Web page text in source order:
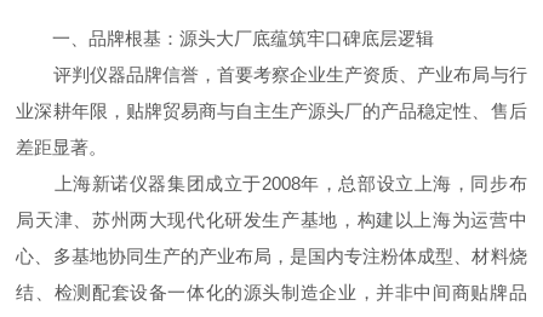
一、品牌根基：源头大厂底蕴筑牢口碑底层逻辑
评判仪器品牌信誉，首要考察企业生产资质、产业布局与行
业深耕年限，贴牌贸易商与自主生产源头厂的产品稳定性、售后
差距显著。
上海新诺仪器集团成立于2008年，总部设立上海，同步布
局天津、苏州两大现代化研发生产基地，构建以上海为运营中
心、多基地协同生产的产业布局，是国内专注粉体成型、材料烧
结、检测配套设备一体化的源头制造企业，并非中间商贴牌品